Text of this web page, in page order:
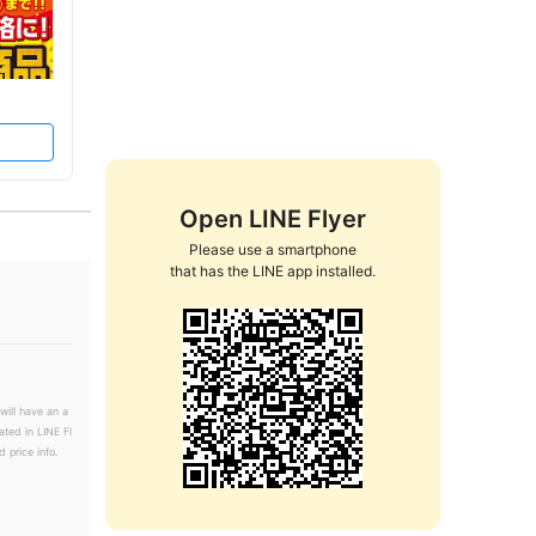
Open LINE Flyer
Please use a smartphone
that has the LINE app installed.
have an a
in LINE Fl
price info.